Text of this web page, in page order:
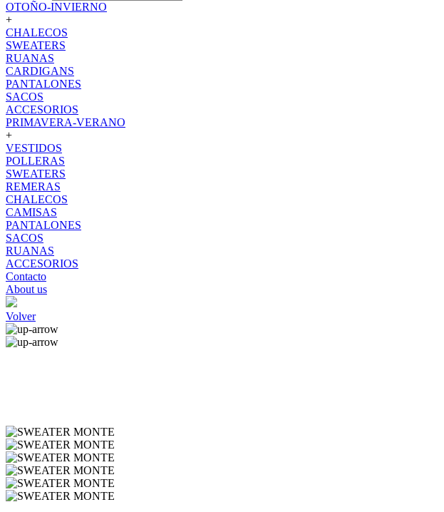
OTOÑO-INVIERNO
+
CHALECOS
SWEATERS
RUANAS
CARDIGANS
PANTALONES
SACOS
ACCESORIOS
PRIMAVERA-VERANO
+
VESTIDOS
POLLERAS
SWEATERS
REMERAS
CHALECOS
CAMISAS
PANTALONES
SACOS
RUANAS
ACCESORIOS
Contacto
About us
Volver